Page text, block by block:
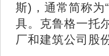
斯)，通常简称为
具。克鲁格一托
厂和建筑公司股